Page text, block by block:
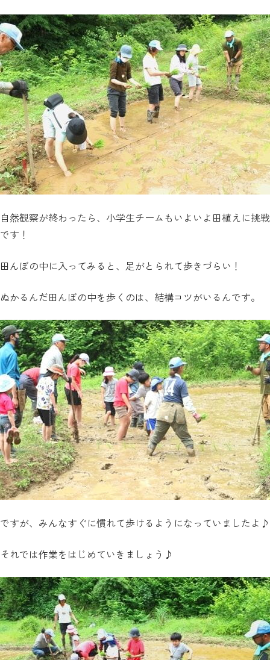
自然観察が終わったら、小学生チームもいよいよ田植えに挑戦
です！
田んぼの中に入ってみると、足がとられて歩きづらい！
ぬかるんだ田んぼの中を歩くのは、結構コツがいるんです。
ですが、みんなすぐに慣れて歩けるようになっていましたよ♪
それでは作業をはじめていきましょう♪